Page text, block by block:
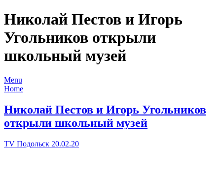
Николай Пестов и Игорь
Угольников открыли
школьный музей
Menu
Home
Николай Пестов и Игорь Угольников
открыли школьный музей
TV Подольск 20.02.20